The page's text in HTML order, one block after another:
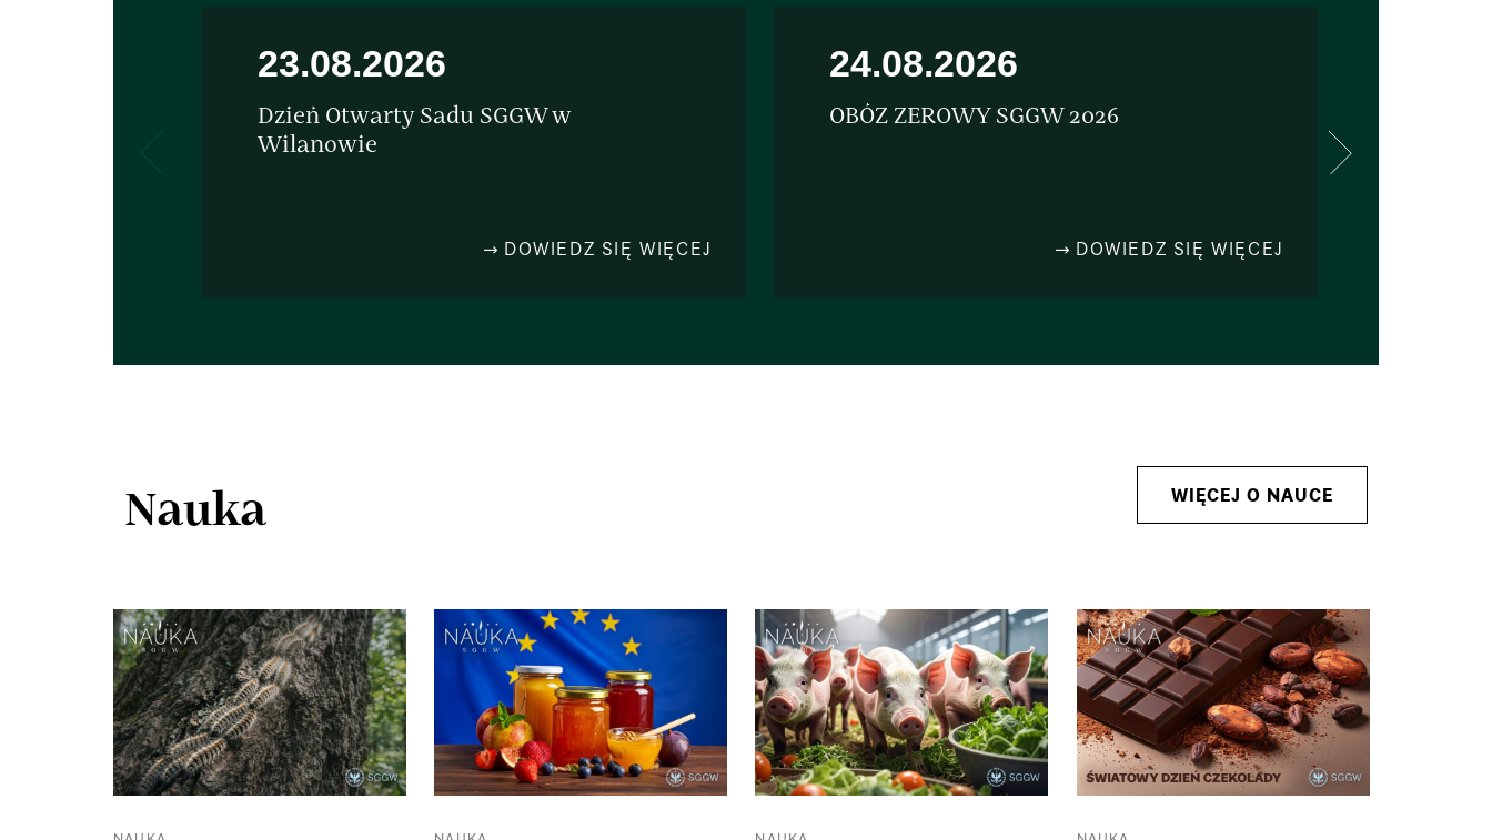
23.08.2026
Dzień Otwarty Sadu SGGW w
Wilanowie
DOWIEDZ SIĘ WIĘCEJ
24.08.2026
OBÓZ ZEROWY SGGW 2026
DOWIEDZ SIĘ WIĘCEJ
Nauka WIĘCEJ O NAUCE